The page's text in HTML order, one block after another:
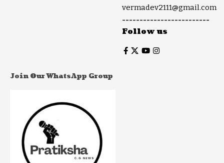
vermadev2111@gmail.com
-------------------------
Follow us
Join Our WhatsApp Group